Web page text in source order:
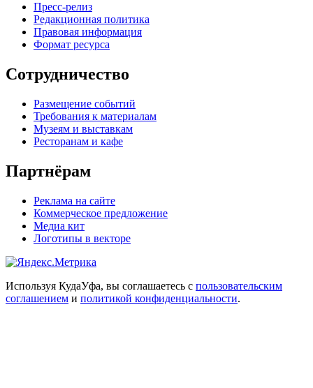
Пресс-релиз
Редакционная политика
Правовая информация
Формат ресурса
Сотрудничество
Размещение событий
Требования к материалам
Музеям и выставкам
Ресторанам и кафе
Партнёрам
Реклама на сайте
Коммерческое предложение
Медиа кит
Логотипы в векторе
Используя КудаУфа, вы соглашаетесь с пользовательским
соглашением и политикой конфиденциальности.